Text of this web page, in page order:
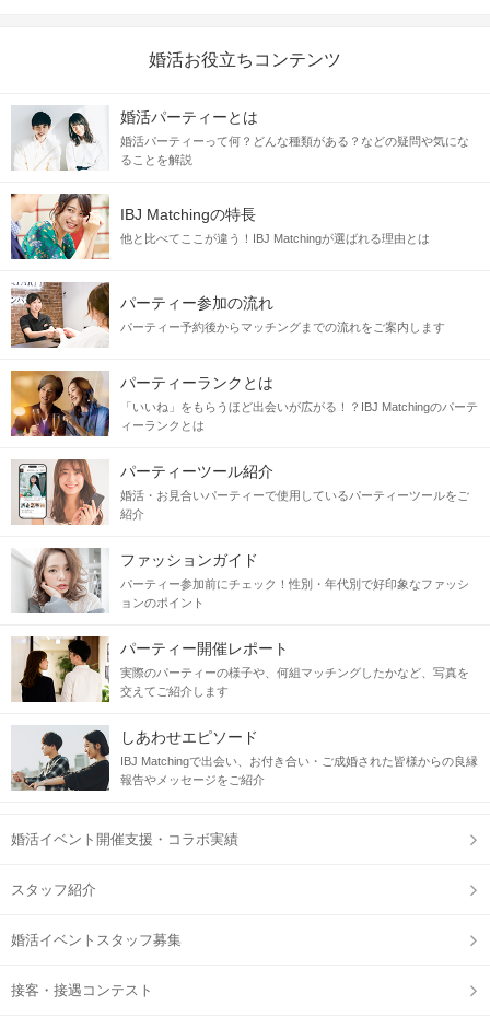
婚活お役立ちコンテンツ
婚活パーティーとは
婚活パーティーって何？どんな種類がある？などの疑問や気にな
ることを解説
IBJ Matchingの特長
他と比べてここが違う！IBJ Matchingが選ばれる理由とは
パーティー参加の流れ
パーティー予約後からマッチングまでの流れをご案内します
パーティーランクとは
「いいね」をもらうほど出会いが広がる！？IBJ Matchingのパーテ
ィーランクとは
パーティーツール紹介
婚活・お見合いパーティーで使用しているパーティーツールをご
紹介
ファッションガイド
パーティー参加前にチェック！性別・年代別で好印象なファッシ
ョンのポイント
パーティー開催レポート
実際のパーティーの様子や、何組マッチングしたかなど、写真を
交えてご紹介します
しあわせエピソード
IBJ Matchingで出会い、お付き合い・ご成婚された皆様からの良縁
報告やメッセージをご紹介
婚活イベント開催支援・コラボ実績
スタッフ紹介
婚活イベントスタッフ募集
接客・接遇コンテスト